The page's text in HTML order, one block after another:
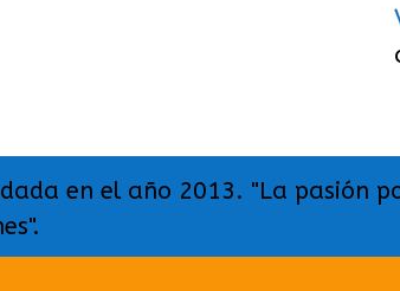
en el año 2013. "La pasión